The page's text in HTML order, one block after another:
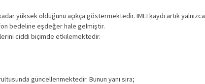
yüksek olduğunu açıkça göstermektedir. IMEI kaydı artık yalnızca
bedeline eşdeğer hale gelmiştir.
ciddi biçimde etkilemektedir.
güncellenmektedir. Bunun yanı sıra;